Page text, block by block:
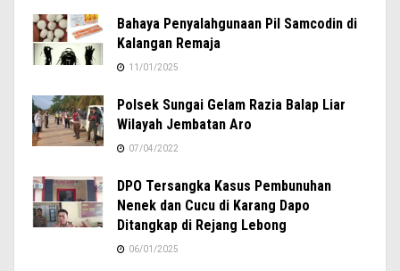
Bahaya Penyalahgunaan Pil Samcodin di
Kalangan Remaja
11/01/2025
Polsek Sungai Gelam Razia Balap Liar
Wilayah Jembatan Aro
07/04/2022
DPO Tersangka Kasus Pembunuhan
Nenek dan Cucu di Karang Dapo
Ditangkap di Rejang Lebong
06/01/2025